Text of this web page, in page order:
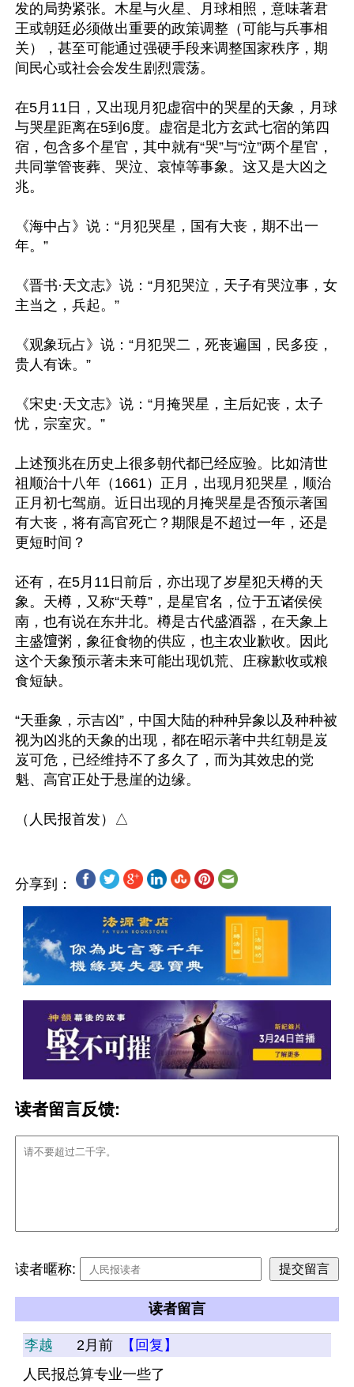
发的局势紧张。木星与火星、月球相照，意味著君
王或朝廷必须做出重要的政策调整（可能与兵事相
关），甚至可能通过强硬手段来调整国家秩序，期
间民心或社会会发生剧烈震荡。
在5月11日，又出现月犯虚宿中的哭星的天象，月球
与哭星距离在5到6度。虚宿‌是北方玄武七宿的第四
宿，包含多个星官，其中就有“哭”‌与‌“泣”‌两个星官，
共同掌管‌丧葬、哭泣、哀悼‌等事象。这又是大凶之
兆。
《海中占》说：“月犯哭星，国有大丧，期不出一
年。”
《晋书·天文志》说：“月犯哭泣，天子有哭泣事，女
主当之，兵起。”
《观象玩占》说：“月犯哭二，死丧遍国，民多疫，
贵人有诛。”
《宋史·天文志》说：“月掩哭星，主后妃丧，太子
忧，宗室灾。”
上述预兆在历史上很多朝代都已经应验。比如清世
祖顺治十八年（1661）正月，出现月犯哭星，顺治
正月初七驾崩。近日出现的月掩哭星是否预示著国
有大丧，将有高官死亡？期限是不超过一年，还是
更短时间？
还有，在5月11日前后，亦出现了岁星犯天樽的天
象。天樽，又称“天尊”，是星官名，位于五诸侯侯
南，也有说在东井北。樽是古代盛酒器，在天象上
主盛𫗴粥，象征食物的供应，也主农业歉收。因此
这个天象预示著未来可能出现饥荒、庄稼歉收或粮
食短缺。
“天垂象，示吉凶”，中国大陆的种种异象以及种种被
视为凶兆的天象的出现，都在昭示著中共红朝是岌
岌可危，已经维持不了多久了，而为其效忠的党
魁、高官正处于悬崖的边缘。
分享到：
读者留言反馈:
读者暱称:
读者留言
李越 2月前
【回复】
人民报总算专业一些了